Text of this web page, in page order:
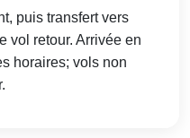
puis transfert vers
vol retour. Arrivée en
horaires; vols non